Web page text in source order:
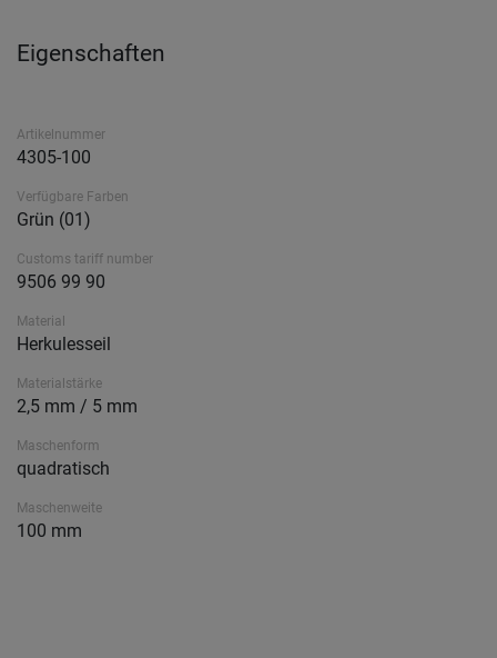
Eigenschaften
Artikelnummer
4305-100
Verfügbare Farben
Grün (01)
Customs tariff number
9506 99 90
Material
Herkulesseil
Materialstärke
2,5 mm / 5 mm
Maschenform
quadratisch
Maschenweite
100 mm